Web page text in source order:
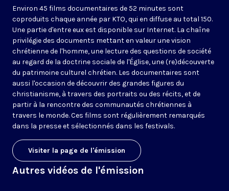
Environ 45 films documentaires de 52 minutes sont
coproduits chaque année par KTO, qui en diffuse au total 150.
Une partie d'entre eux est disponible sur Internet. La chaîne
privilégie des documents mettant en valeur une vision
chrétienne de l'homme, une lecture des questions de société
au regard de la doctrine sociale de l'Église, une (re)découverte
du patrimoine culturel chrétien. Les documentaires sont
aussi l'occasion de découvrir des grandes figures du
christianisme, à travers des portraits ou des récits, et de
partir à la rencontre des communautés chrétiennes à
travers le monde. Ces films sont régulièrement remarqués
dans la presse et sélectionnés dans les festivals.
Visiter la page de l'émission
Autres vidéos de l'émission